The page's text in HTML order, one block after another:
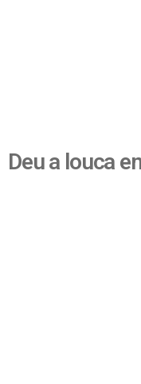
Deu a louca